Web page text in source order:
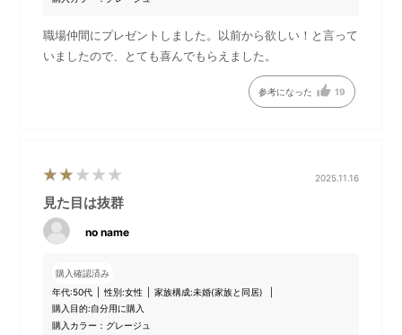
クリーニングブラシ
職場仲間にプレゼントしました。以前から欲しい！と言って
いましたので、とても喜んでもらえました。
参考になった 19
2025.11.16
見た目は抜群
no name
購入確認済み
年代:50代 性別:女性 家族構成:未婚(家族と同居)
購入目的:自分用に購入
購入カラー：グレージュ